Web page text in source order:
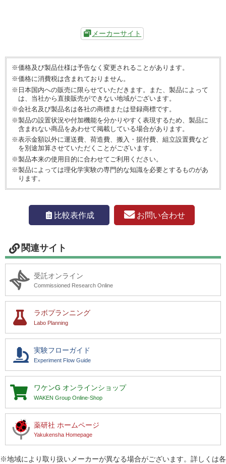
メーカーサイト
※価格及び製品仕様は予告なく変更されることがあります。
※価格に消費税は含まれておりません。
※日本国内への販売に限らせていただきます。また、製品によって
は、当社から直接販売ができない地域がございます。
※会社名及び製品名は各社の商標または登録商標です。
※製品の設置状況や付加機能を分かりやすく表現するため、製品に
含まれない商品をあわせて掲載している場合があります。
※表示金額以外に運送費、荷造費、搬入・据付費、組立設置費など
を別途加算させていただくことがございます。
※製品本来の使用目的に合わせてご利用ください。
※製品によっては理化学実験の専門的な知識を必要とするものがあ
ります。
比較表作成 お問い合わせ
関連サイト
受託オンライン
Commissioned Research Online
ラボプランニング
Labo Planning
実験フローガイド
Experiment Flow Guide
ワケンG オンラインショップ
WAKEN Group Online-Shop
薬研社 ホームページ
Yakukensha Homepage
※地域により取り扱いメーカーが異なる場合がございます。詳しくは各